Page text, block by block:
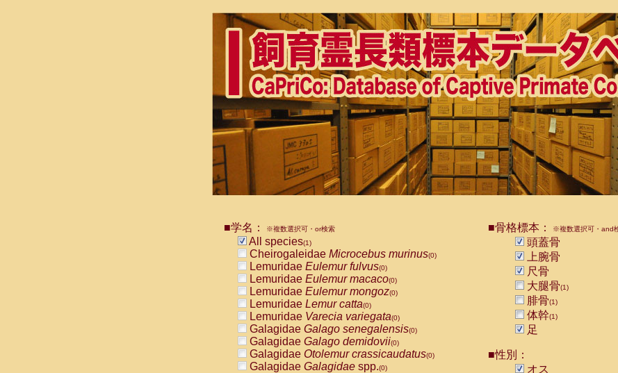
■学名： ※複数選択可・or検索
All species(1)
Cheirogaleidae Microcebus murinus(0)
Lemuridae Eulemur fulvus(0)
Lemuridae Eulemur macaco(0)
Lemuridae Eulemur mongoz(0)
Lemuridae Lemur catta(0)
Lemuridae Varecia variegata(0)
Galagidae Galago senegalensis(0)
Galagidae Galago demidovii(0)
Galagidae Otolemur crassicaudatus(0)
Galagidae Galagidae spp.(0)
■骨格標本： ※複数選択可・and
頭蓋骨
上腕骨
尺骨
大腿骨(1)
腓骨(1)
体幹(1)
足
■性別：
オス